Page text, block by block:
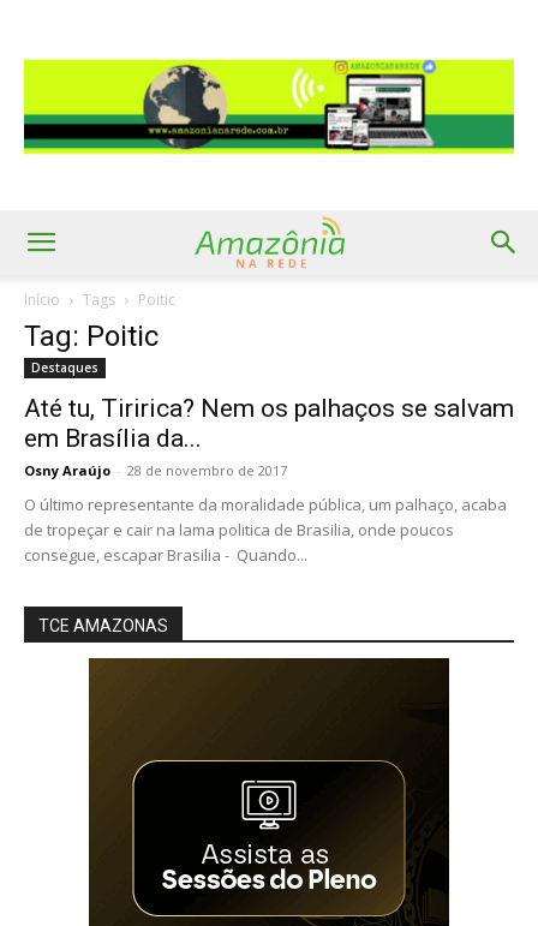
Início Tags Poitic
Tag: Poitic
Destaques
Até tu, Tiririca? Nem os palhaços se salvam
em Brasília da...
Osny Araújo - 28 de novembro de 2017
O último representante da moralidade pública, um palhaço, acaba
de tropeçar e cair na lama politica de Brasilia, onde poucos
consegue, escapar Brasilia - Quando...
TCE AMAZONAS